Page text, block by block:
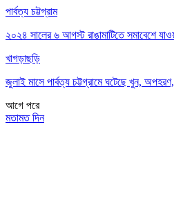
পার্বত্য চট্টগ্রাম
২০২৪ সালের ৬ আগস্ট রাঙামাটিতে সমাবেশে
খাগড়াছড়ি
জুলাই মাসে পার্বত্য চট্টগ্রামে ঘটেছে খুন,
আগে পরে
মতামত দিন